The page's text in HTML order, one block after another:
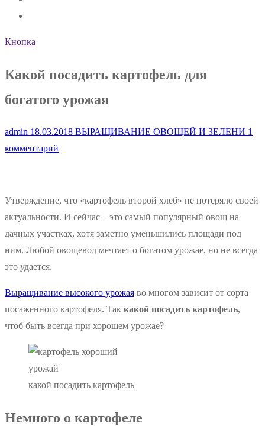
Кнопка
Какой посадить картофель для
богатого урожая
admin 18.03.2018 ВЫРАЩИВАНИЕ ОВОЩЕЙ И ЗЕЛЕНИ 1
комментарий
Утверждение, что «картофель второй хлеб» не потеряло своей
актуальности. И сейчас – это самый популярный овощ на
дачных участках, хотя заметно уменьшились площади под
ним. Любой овощевод мечтает о богатом урожае, но не всегда
это удается.
Выращивание высокого урожая во многом зависит от сорта
посаженного картофеля. Так какой посадить картофель,
чтоб быть всегда при хорошем урожае?
какой посадить картофель
Немного о картофеле